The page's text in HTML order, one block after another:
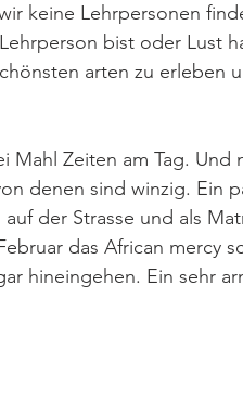
keine Lehrpersonen
bist oder Lust
arten zu erleben
Mahl Zeiten am Tag. Und
denen sind winzig. Ein
der Strasse und als
das African mercy
hineingehen. Ein sehr